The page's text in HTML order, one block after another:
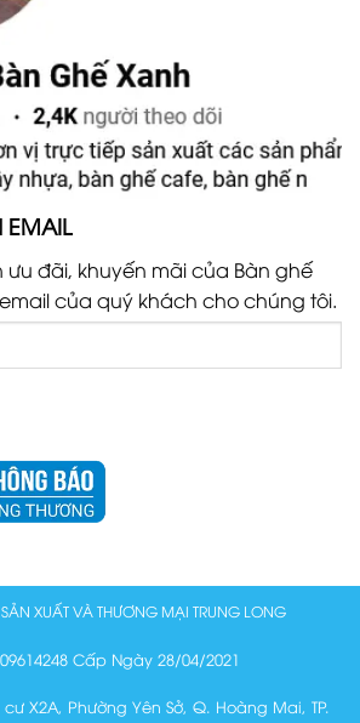
đãi, khuyến mãi của Bàn ghế
của quý khách cho chúng tôi.
XUẤT VÀ THƯƠNG MẠI TRUNG LONG
Cấp Ngày 28/04/2021
X2A, Phường Yên Sở, Q. Hoàng Mai, TP.